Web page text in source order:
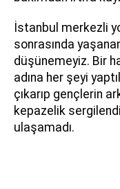
İstanbul merkezli
sonrasında
düşünemeyiz. Bir
adına her şeyi
çıkarıp gençlerin
kepazelik
ulaşamadı.